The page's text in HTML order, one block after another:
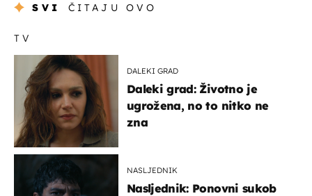
SVI ČITAJU OVO
TV
DALEKI GRAD
Daleki grad: Životno je
ugrožena, no to nitko ne
zna
NASLJEDNIK
Nasljednik: Ponovni sukob